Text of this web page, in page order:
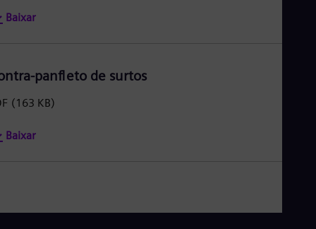
Baixar
panfleto de surtos
(163 KB)
Baixar